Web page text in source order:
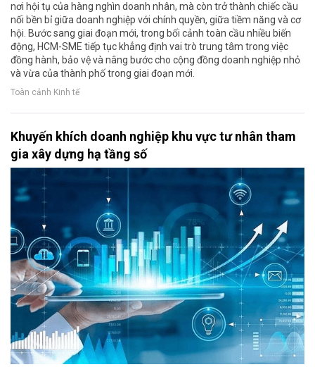
nơi hội tụ của hàng nghìn doanh nhân, mà còn trở thành chiếc cầu
nối bền bỉ giữa doanh nghiệp với chính quyền, giữa tiềm năng và cơ
hội. Bước sang giai đoạn mới, trong bối cảnh toàn cầu nhiều biến
động, HCM-SME tiếp tục khẳng định vai trò trung tâm trong việc
đồng hành, bảo vệ và nâng bước cho cộng đồng doanh nghiệp nhỏ
và vừa của thành phố trong giai đoạn mới.
Toàn cảnh Kinh tế
Khuyến khích doanh nghiệp khu vực tư nhân tham
gia xây dựng hạ tầng số